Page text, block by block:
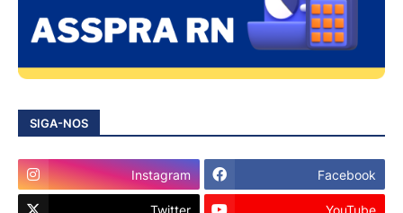
SIGA-NOS
Instagram Facebook
Twitter YouTube